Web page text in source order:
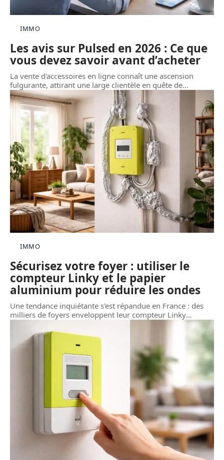
IMMO
Les avis sur Pulsed en 2026 : Ce que
vous devez savoir avant d’acheter
La vente d'accessoires en ligne connaît une ascension
fulgurante, attirant une large clientèle en quête de…
IMMO
Sécurisez votre foyer : utiliser le
compteur Linky et le papier
aluminium pour réduire les ondes
Une tendance inquiétante s'est répandue en France : des
milliers de foyers enveloppent leur compteur Linky…